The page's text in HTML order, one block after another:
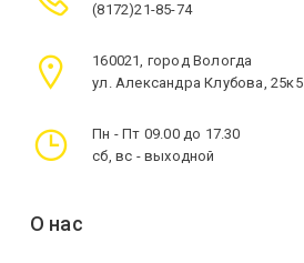
(8172)21-85-74
160021, город Вологда
ул. Александра Клубова, 25к5
Пн - Пт 09.00 до 17.30
сб, вс - выходной
О нас